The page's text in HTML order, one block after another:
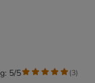
5/5 (3)